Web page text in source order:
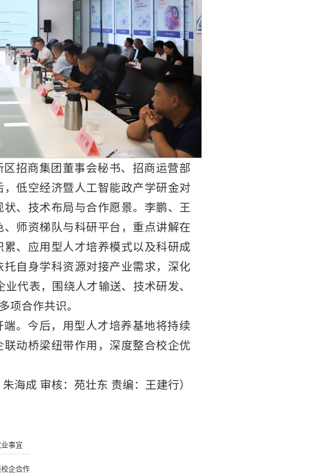
招商集团董事会秘书、招商运营部
低空经济暨人工智能政产学研金对
、技术布局与合作愿景。李鹏、王
师资梯队与科研平台，重点讲解在
、应用型人才培养模式以及科研成
自身学科资源对接产业需求，深化
代表，围绕人才输送、技术研发、
项合作共识。
。今后，用型人才培养基地将持续
动桥梁纽带作用，深度整合校企优
海成 审核：苑壮东 责编：王建行）
事宜
企合作